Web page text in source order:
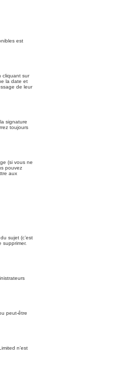
est
cliquant sur
la date et
de leur
signature
toujours
(si vous ne
pouvez
aux
sujet (c’est
supprimer.
peut-être
n’est